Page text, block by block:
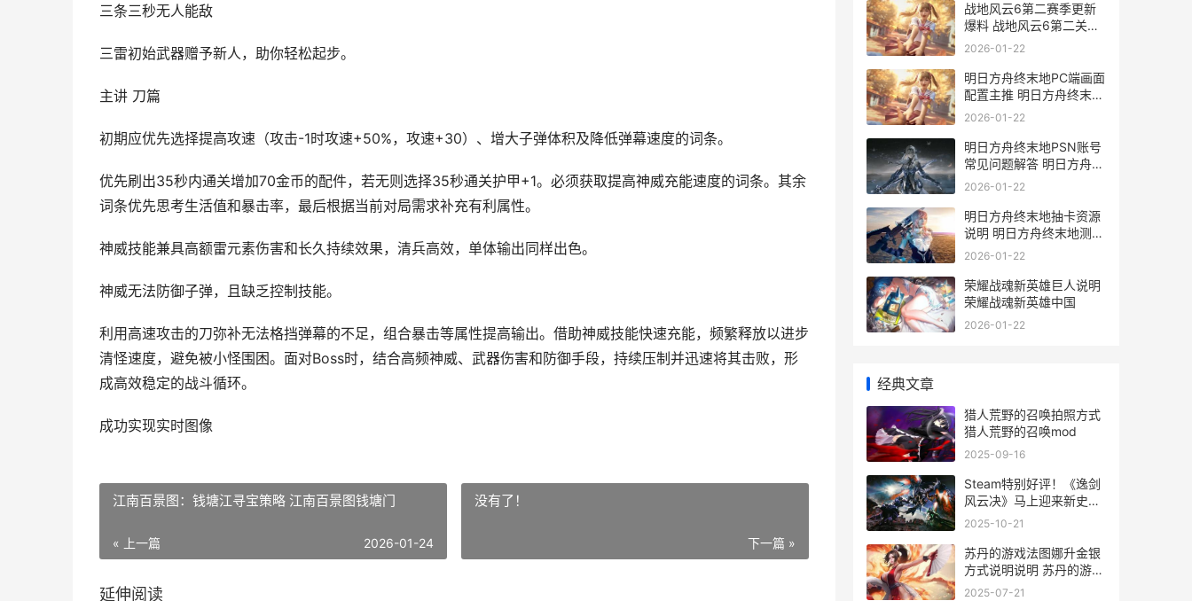
三条三秒无人能敌
三雷初始武器赠予新人，助你轻松起步。
主讲 刀篇
初期应优先选择提高攻速（攻击-1时攻速+50%，攻速+30）、增大子弹体积及降低弹幕速度的词条。
优先刷出35秒内通关增加70金币的配件，若无则选择35秒通关护甲+1。必须获取提高神威充能速度的词条。其余
词条优先思考生活值和暴击率，最后根据当前对局需求补充有利属性。
神威技能兼具高额雷元素伤害和长久持续效果，清兵高效，单体输出同样出色。
神威无法防御子弹，且缺乏控制技能。
利用高速攻击的刀弥补无法格挡弹幕的不足，组合暴击等属性提高输出。借助神威技能快速充能，频繁释放以进步
清怪速度，避免被小怪围困。面对Boss时，结合高频神威、武器伤害和防御手段，持续压制并迅速将其击败，形
成高效稳定的战斗循环。
成功实现实时图像
江南百景图：钱塘江寻宝策略 江南百景图钱塘门
« 上一篇 2026-01-24
没有了！
下一篇 »
延伸阅读
战地风云6第二赛季更新
爆料 战地风云6第二关怎
么过
2026-01-22
明日方舟终末地PC端画面
配置主推 明日方舟终末地
预抽卡
2026-01-22
明日方舟终末地PSN账号
常见问题解答 明日方舟终
末地公测时间
2026-01-22
明日方舟终末地抽卡资源
说明 明日方舟终末地测试
资格
2026-01-22
荣耀战魂新英雄巨人说明
荣耀战魂新英雄中国
2026-01-22
经典文章
猎人荒野的召唤拍照方式
猎人荒野的召唤mod
2025-09-16
Steam特别好评！《逸剑
风云决》马上迎来新史低
steam特别好评和好评如
2025-10-21
苏丹的游戏法图娜升金银
方式说明说明 苏丹的游戏
官网
2025-07-21